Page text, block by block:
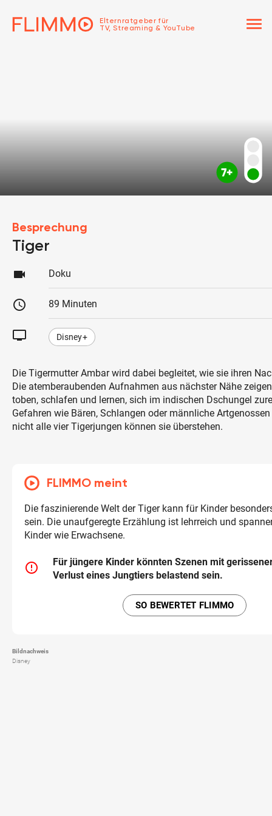
Elternratgeber für
TV, Streaming & YouTube
menu
Besprechung
Tiger
videocam Doku
schedule 89 Minuten
tv Disney+
Die Tigermutter Ambar wird dabei begleitet, wie sie ihren
Die atemberaubenden Aufnahmen aus nächster Nähe
toben, schlafen und lernen, sich im indischen Dschungel
Gefahren wie Bären, Schlangen oder männliche
nicht alle vier Tigerjungen können sie überstehen.
FLIMMO meint
Die faszinierende Welt der Tiger kann für Kinder
sein. Die unaufgeregte Erzählung ist lehrreich und
Kinder wie Erwachsene.
error_outline
Für jüngere Kinder könnten Szenen mit
Verlust eines Jungtiers belastend sein.
SO BEWERTET FLIMMO
Bildnachweis
Disney